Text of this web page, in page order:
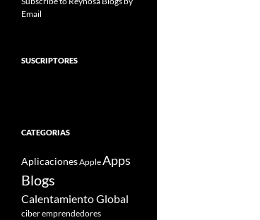
Email
SUSCRIPTORES
CATEGORIAS
Aplicaciones AppleApps
Blogs
Calentamiento Global
ciber emprendedores